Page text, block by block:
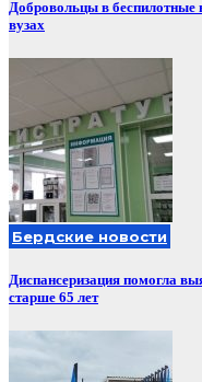
Добровольцы в беспилотные
вузах
Бердские новости
Диспансеризация помогла
старше 65 лет